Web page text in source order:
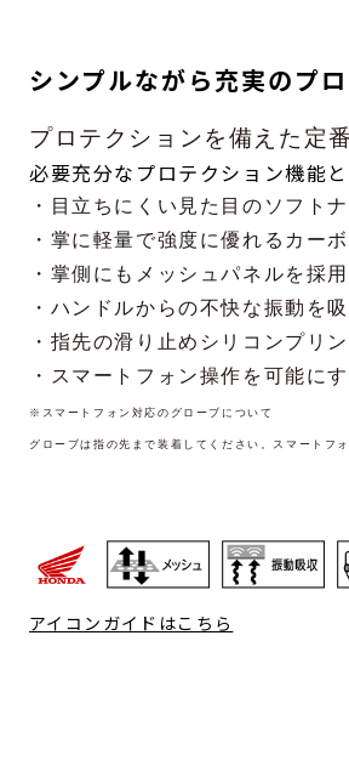
シンプルながら充実のプ
プロテクションを備えた定
必要充分なプロテクション機能
・目立ちにくい見た目のソフト
・掌に軽量で強度に優れるカー
・掌側にもメッシュパネルを採
・ハンドルからの不快な振動を
・指先の滑り止めシリコンプリ
・スマートフォン操作を可能に
※ スマートフォン対応のグローブについて
グローブは指の先まで装着してください。スマートフ
アイコンガイドはこちら